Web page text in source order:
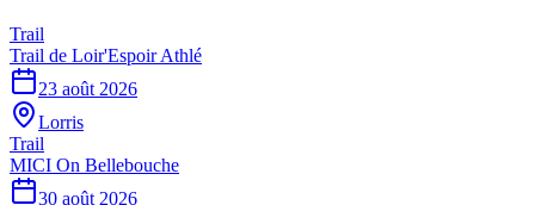
Trail
Trail de Loir'Espoir Athlé
23 août 2026
Lorris
Trail
MICI On Bellebouche
30 août 2026